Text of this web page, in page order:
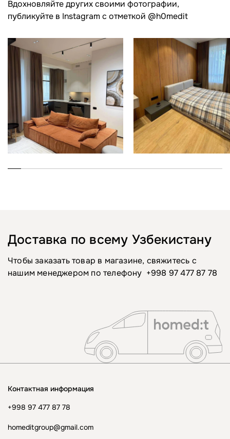
Вдохновляйте других своими фотографии,
публикуйте в Instagram c отметкой @h0medit
Доставка по всему Узбекистану
Чтобы заказать товар в магазине, свяжитесь с
нашим менеджером по телефону +998 97 477 87 78
Контактная информация
+998 97 477 87 78
homeditgroup@gmail.com